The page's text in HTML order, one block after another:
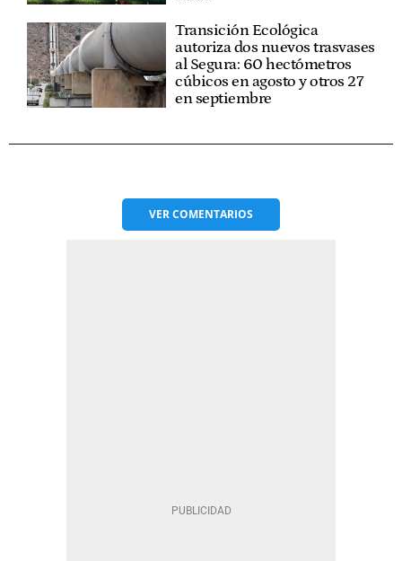
Transición Ecológica
autoriza dos nuevos trasvases
al Segura: 60 hectómetros
cúbicos en agosto y otros 27
en septiembre
VERCOMENTARIOS